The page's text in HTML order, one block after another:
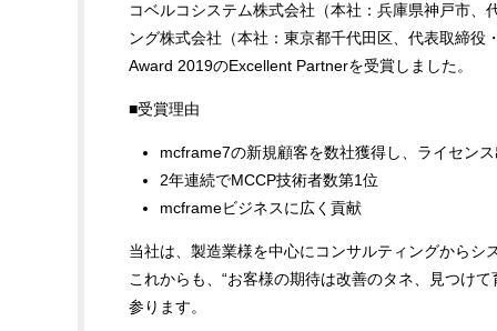
コベルコシステム株式会社（本社：兵庫県神戸市
ング株式会社（本社：東京都千代田区、代表取締
Award 2019のExcellent Partnerを受賞しました。
■受賞理由
mcframe7の新規顧客を数社獲得し、ライセン
2年連続でMCCP技術者数第1位
mcframeビジネスに広く貢献
当社は、製造業様を中心にコンサルティングから
これからも、“お客様の期待は改善のタネ、見つけ
参ります。